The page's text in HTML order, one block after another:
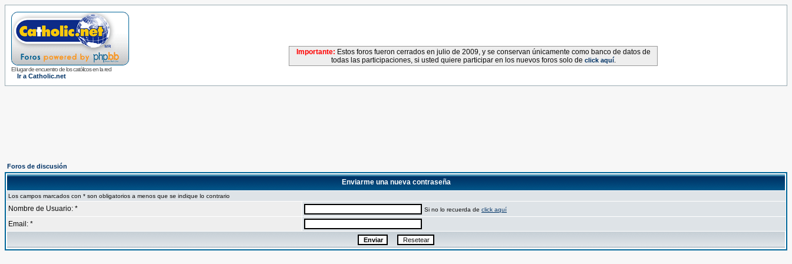
El lugar de encuentro de los católicos en la red
Ir a Catholic.net
Importante: Estos foros fueron cerrados en julio de 2009, y se conservan únicamente como banco de datos de
todas las participaciones, si usted quiere participar en los nuevos foros solo de click aquí.
Foros de discusión
Enviarme una nueva contraseña
Los campos marcados con * son obligatorios a menos que se indique lo contrario
Nombre de Usuario: * Si no lo recuerda de click aquí
Email: *